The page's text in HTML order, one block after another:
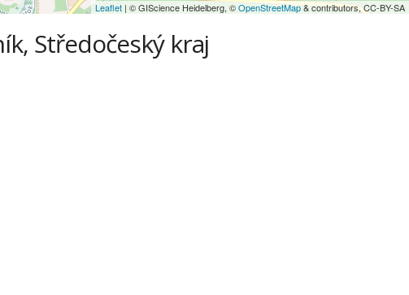
Leaflet | © GIScience Heidelberg, ©OpenStreetMap& contributors, CC-BY-SA
Středočeský kraj